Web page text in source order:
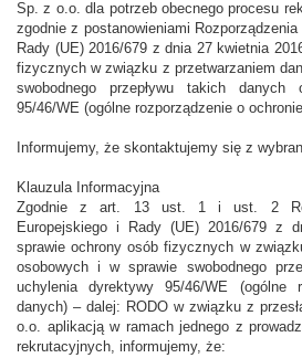
Sp. z o.o. dla potrzeb obecnego procesu
zgodnie z postanowieniami
Rady (UE) 2016/679 z dnia 27 kwietnia
fizycznych w związku z przetwarzaniem
swobodnego przepływu takich danych
95/46/WE (ogólne rozporządzenie o
Informujemy, że skontaktujemy się z
Klauzula Informacyjna
Zgodnie z art. 13 ust. 1 i ust. 2
Europejskiego i Rady (UE) 2016/679 z
sprawie ochrony osób fizycznych w
osobowych i w sprawie swobodnego
uchylenia dyrektywy 95/46/WE (ogólne
danych) – dalej: RODO w związku z
o.o. aplikacją w ramach jednego z
rekrutacyjnych, informujemy, że: